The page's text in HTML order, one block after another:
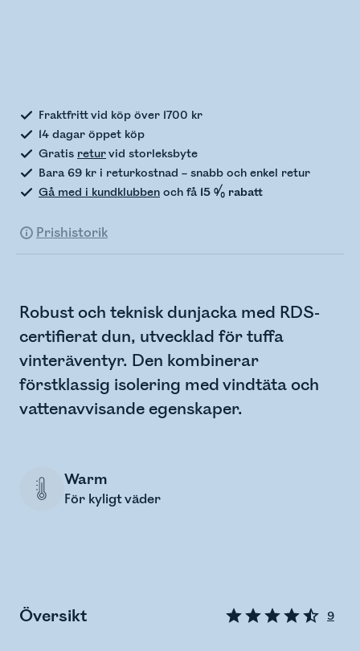
Fraktfritt vid köp över 1700 kr
14 dagar öppet köp
Gratis returvid storleksbyte
Bara 69 kr i returkostnad – snabb och enkel retur
Gå med i kundklubben och få 15 % rabatt
Prishistorik
Robust och teknisk dunjacka med RDS-
certifierat dun, utvecklad för tuffa
vinteräventyr. Den kombinerar
förstklassig isolering med vindtäta och
vattenavvisande egenskaper.
Warm
För kyligt väder
Översikt 9